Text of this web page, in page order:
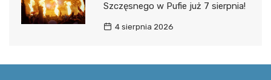
Szczęsnego w Pufie już 7 sierpnia!
4 sierpnia 2026